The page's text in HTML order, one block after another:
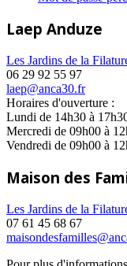
Laep Anduze
Les Jardins de la
06 29 92 55 97
laep@anca30.fr
Horaires d'ouverture :
Lundi de 14h30 à
Mercredi de 09h00 à
Vendredi de 09h00 à
Maison des
Les Jardins de la
07 61 45 68 67